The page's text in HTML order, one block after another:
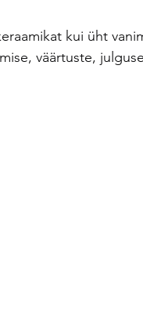
kui üht
väärtuste,